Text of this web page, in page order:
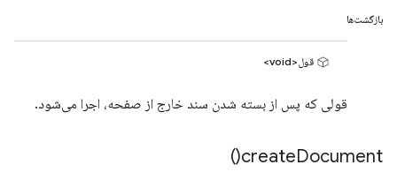
بازگشت‌ها
قول<void>
قولی که پس از بسته شدن سند خارج از صفحه، اجرا می‌شود.
createDocument(
)